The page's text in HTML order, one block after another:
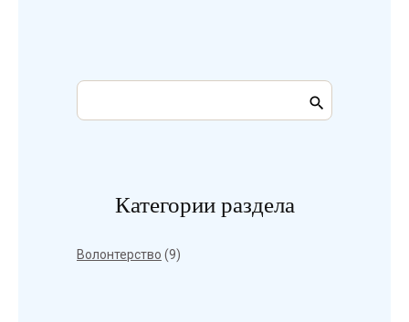
Категории раздела
Волонтерство (9)